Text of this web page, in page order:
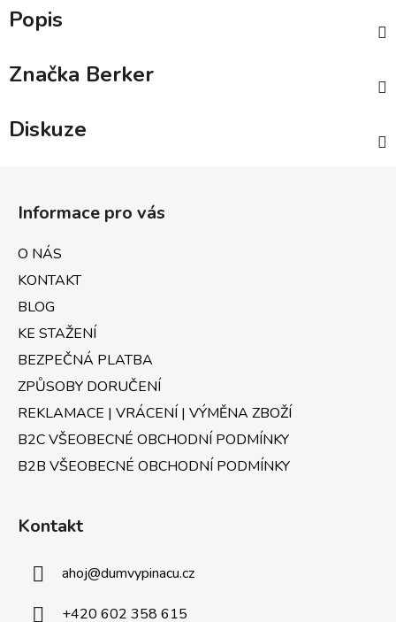
Popis
Značka Berker
Diskuze
Informace pro vás
O NÁS
KONTAKT
BLOG
KE STAŽENÍ
BEZPEČNÁ PLATBA
ZPŮSOBY DORUČENÍ
REKLAMACE | VRÁCENÍ | VÝMĚNA ZBOŽÍ
B2C VŠEOBECNÉ OBCHODNÍ PODMÍNKY
B2B VŠEOBECNÉ OBCHODNÍ PODMÍNKY
Kontakt
ahoj@dumvypinacu.cz
+420 602 358 615